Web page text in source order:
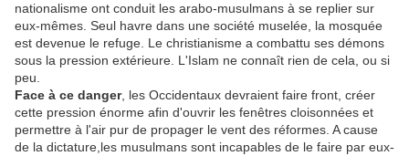
nationalisme ont conduit les arabo-musulmans à se replier sur
eux-mêmes. Seul havre dans une société muselée, la mosquée
est devenue le refuge. Le christianisme a combattu ses démons
sous la pression extérieure. L'Islam ne connaît rien de cela, ou si
peu.
Face à ce danger, les Occidentaux devraient faire front, créer
cette pression énorme afin d'ouvrir les fenêtres cloisonnées et
permettre à l'air pur de propager le vent des réformes. A cause
de la dictature,les musulmans sont incapables de le faire par eux-